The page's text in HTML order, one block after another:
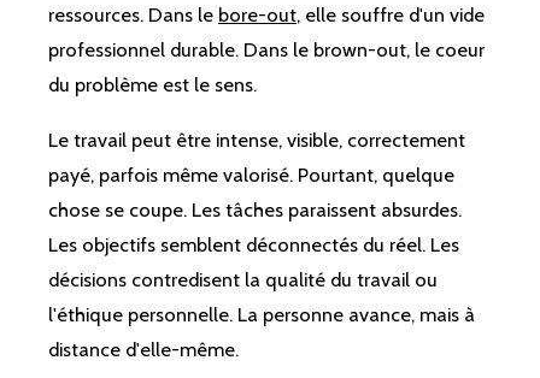
ressources. Dans le bore-out, elle souffre d'un vide
professionnel durable. Dans le brown-out, le coeur
du problème est le sens.
Le travail peut être intense, visible, correctement
payé, parfois même valorisé. Pourtant, quelque
chose se coupe. Les tâches paraissent absurdes.
Les objectifs semblent déconnectés du réel. Les
décisions contredisent la qualité du travail ou
l'éthique personnelle. La personne avance, mais à
distance d'elle-même.